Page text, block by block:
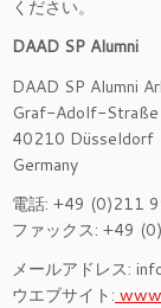
ください。
DAAD SP Alumni
DAAD SP Alumni
Graf-Adolf-
40210 Düsseldorf
Germany
電話: +49 (0)211
ファックス: +49
メールアドレス:
ウエブサイト: